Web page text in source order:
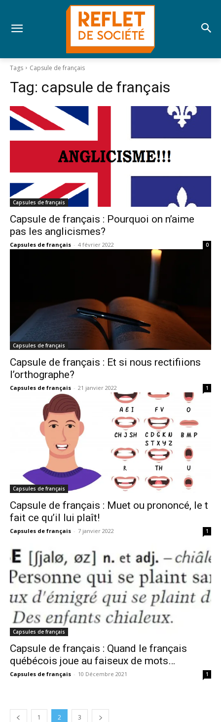
Tags Capsule de français
Tag: capsule de français
Capsules de français
Capsule de français : Pourquoi on n’aime
pas les anglicismes?
Capsules de français - 4 février 2022 0
Capsules de français
Capsule de français : Et si nous rectifiions
l’orthographe?
Capsules de français - 21 janvier 2022 1
Capsules de français
Capsule de français : Muet ou prononcé, le t
fait ce qu’il lui plaît!
Capsules de français - 7 janvier 2022 1
Capsules de français
Capsule de français : Quand le français
québécois joue au faiseux de mots…
Capsules de français - 10 Décembre 2021 1
1 2 3